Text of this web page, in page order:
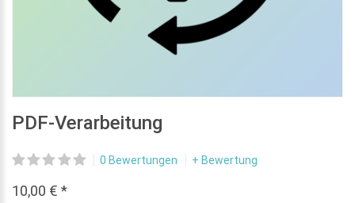
PDF-Verarbeitung
0 Bewertungen + Bewertung
10,00 € *